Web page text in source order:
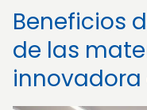
Beneficios
de las
innovadora